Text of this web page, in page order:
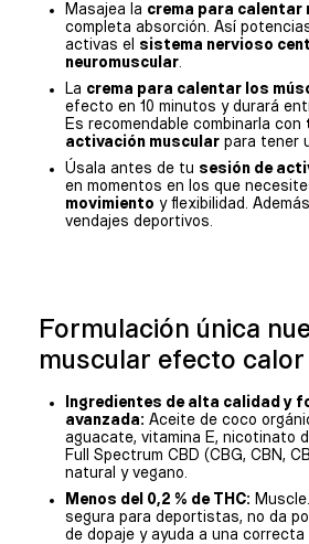
Masajea la crema para calentar
completa absorción. Así
activas el sistema nervioso
neuromuscular
La crema para calentar los
efecto en 10 minutos y durará
Es recomendable combinarla con
activación muscular para tener
Úsala antes de tu sesión de
en momentos en los que
movimiento y flexibilidad.
vendajes deportivos.
Formulación única
muscular efecto calor
Ingredientes de alta calidad y
avanzada: Aceite de coco
aguacate, vitamina E, nicotinato
Full Spectrum CBD (CBG, CBN,
natural y vegano.
Menos del 0,2 % de THC:
segura para deportistas, no da
de dopaje y ayuda a una correcta